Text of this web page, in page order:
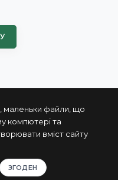
маленьки файли, що
компютері та
вміст сайту
ЗГОДЕН
комп'ютери та